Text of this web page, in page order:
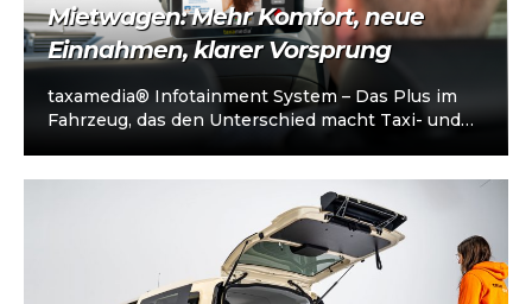
Mietwagen: Mehr Komfort, neue
Einnahmen, klarer Vorsprung
taxamedia® Infotainment System – Das Plus im
Fahrzeug, das den Unterschied macht Taxi- und